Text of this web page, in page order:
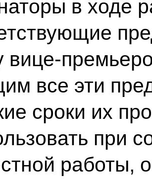
в ходе
вице-
все эти
сроки их
при
работы,